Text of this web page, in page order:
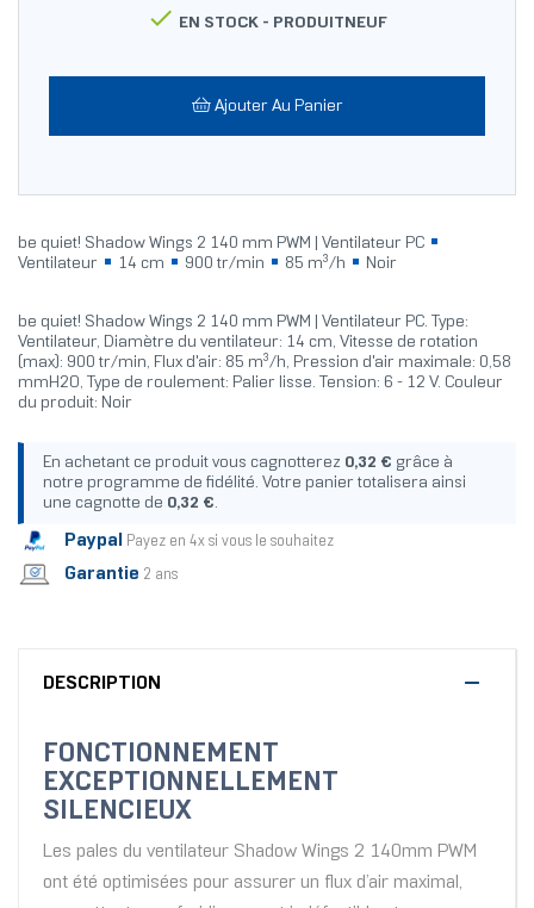
 EN STOCK - PRODUITNEUF
Ajouter Au Panier
be quiet! Shadow Wings 2 140 mm PWM | Ventilateur PC
Ventilateur
14 cm 900 tr/min 85 m³/h Noir
be quiet! Shadow Wings 2 140 mm PWM | Ventilateur PC. Type:
Ventilateur, Diamètre du ventilateur: 14 cm, Vitesse de rotation
(max): 900 tr/min, Flux d'air: 85 m³/h, Pression d'air maximale: 0,58
mmH2O, Type de roulement: Palier lisse. Tension: 6 - 12 V. Couleur
du produit: Noir
En achetant ce produit vous cagnotterez 0,32 € grâce à
notre programme de fidélité. Votre panier totalisera ainsi
une cagnotte de 0,32 €.
Paypal Payez en 4x si vous le souhaitez
Garantie 2 ans
DESCRIPTION
FONCTIONNEMENT
EXCEPTIONNELLEMENT
SILENCIEUX
Les pales du ventilateur Shadow Wings 2 140mm PWM
ont été optimisées pour assurer un flux d’air maximal,